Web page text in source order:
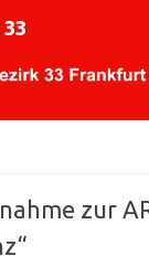
zur